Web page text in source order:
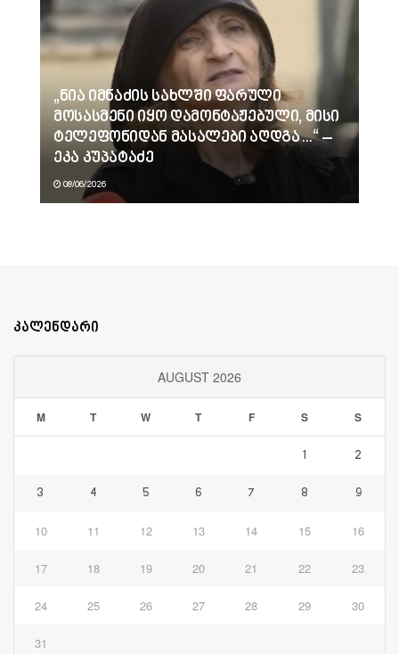
„ნია იმნაძის სახლში ფარული
მოსასმენი იყო დამონტაჟებული, მისი
ტელეფონიდან მასალები აღდგა…“ –
ეკა კუპატაძე
08/06/2026
კალენდარი
AUGUST 2026
M T W T F S S
1 2
3 4 5 6 7 8 9
10 11 12 13 14 15 16
17 18 19 20 21 22 23
24 25 26 27 28 29 30
31